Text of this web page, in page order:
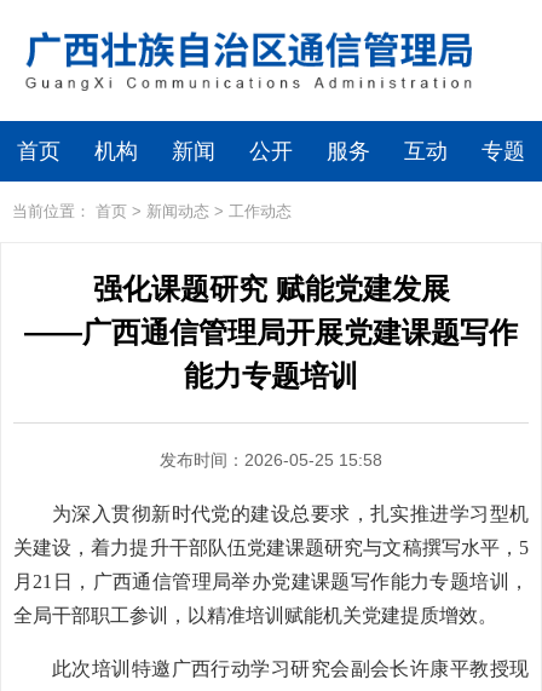
首页 机构 新闻 公开 服务 互动 专题
当前位置： 首页 > 新闻动态 > 工作动态
强化课题研究 赋能党建发展
——广西通信管理局开展党建课题写作
能力专题培训
发布时间：2026-05-25 15:58
为深入贯彻新时代党的建设总要求，扎实推进学习型机
关建设，着力提升干部队伍党建课题研究与文稿撰写水平，5
月21日，广西通信管理局举办党建课题写作能力专题培训，
全局干部职工参训，以精准培训赋能机关党建提质增效。
此次培训特邀广西行动学习研究会副会长许康平教授现